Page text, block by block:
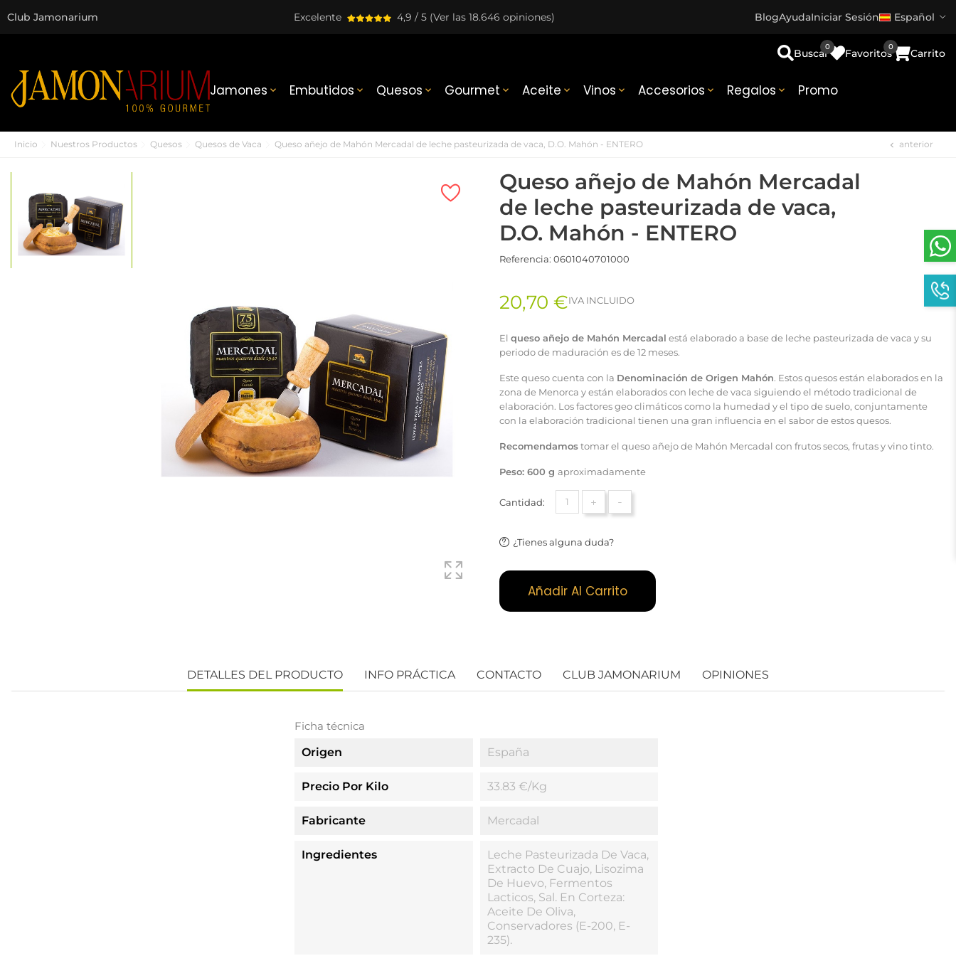
Club Jamonarium Excelente 4,9 / 5 (Ver las 18.646 opiniones) BlogAyudaIniciar Sesión Español
Jamones  Embutidos  Quesos  Gourmet  Aceite  Vinos  Accesorios  Regalos  Promo
Buscar Favoritos
0
Carrito
0
Inicio Nuestros Productos Quesos Quesos de Vaca Queso añejo de Mahón Mercadal de leche pasteurizada de vaca, D.O. Mahón - ENTERO chevron_left anterior
Queso añejo de Mahón Mercadal
de leche pasteurizada de vaca,
D.O. Mahón - ENTERO
Referencia: 0601040701000
20,70 €IVA INCLUIDO
El queso añejo de Mahón Mercadal está elaborado a base de leche pasteurizada de vaca y su
periodo de maduración es de 12 meses.
Este queso cuenta con la Denominación de Origen Mahón. Estos quesos están elaborados en la
zona de Menorca y están elaborados con leche de vaca siguiendo el método tradicional de
elaboración. Los factores geo climáticos como la humedad y el tipo de suelo, conjuntamente
con la elaboración tradicional tienen una gran influencia en el sabor de estos quesos.
Recomendamostomar el queso añejo de Mahón Mercadal con frutos secos, frutas y vino tinto.
Peso: 600 g aproximadamente
Cantidad: + -
¿Tienes alguna duda?
Añadir Al Carrito
DETALLES DEL PRODUCTO INFO PRÁCTICA CONTACTO CLUB JAMONARIUM OPINIONES
Ficha técnica
Origen
España
Precio Por Kilo 33.83 €/kg
Fabricante Mercadal
Ingredientes
Leche Pasteurizada De Vaca,
Extracto De Cuajo, Lisozima
De Huevo, Fermentos
Lacticos, Sal. En Corteza:
Aceite De Oliva,
Conservadores (E-200, E-
235).